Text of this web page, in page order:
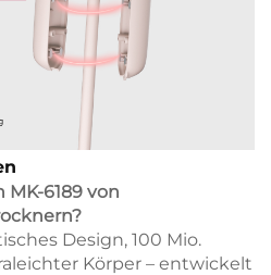
6189 von
Design, 100 Mio.
Körper – entwickelt